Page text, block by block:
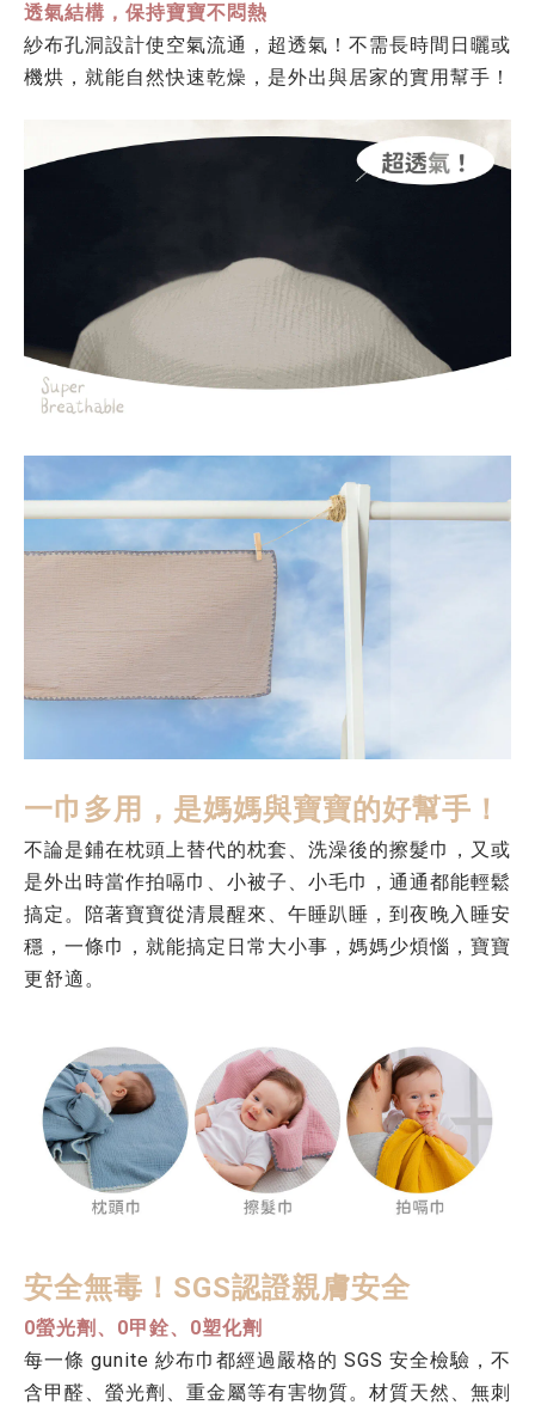
透氣結構，保持寶寶不悶熱
紗布孔洞設計使空氣流通，超透氣！不需長時間日曬或
機烘，就能自然快速乾燥，是外出與居家的實用幫手！
一巾多用，是媽媽與寶寶的好幫手！
不論是鋪在枕頭上替代的枕套、洗澡後的擦髮巾，又或
是外出時當作拍嗝巾、小被子、小毛巾，通通都能輕鬆
搞定。陪著寶寶從清晨醒來、午睡趴睡，到夜晚入睡安
穩，一條巾，就能搞定日常大小事，媽媽少煩惱，寶寶
更舒適。
安全無毒！SGS認證親膚安全
0螢光劑、0甲銓、0塑化劑
每一條 gunite 紗布巾都經過 嚴格的 SGS 安全檢驗 ，不
含甲醛、螢光劑、重金屬等有害物質。 材質天然、無刺